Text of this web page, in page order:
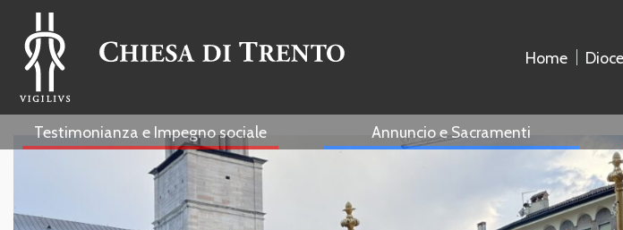
Home
Testimonianza e Impegno sociale Annuncio e Sacramenti